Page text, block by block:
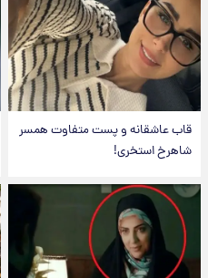
قاب عاشقانه و پست متفاوت همسر
شاهرخ استخری!